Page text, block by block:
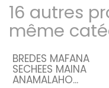
16 autres
même
BREDES MAFANA
SECHEES MAINA
ANAMALAHO...